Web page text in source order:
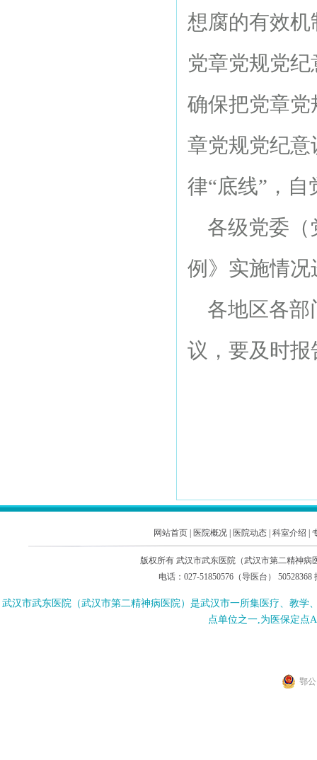
想腐的有效
党章党规党
确保把党章
章党规党纪
律“底线”，
各级党委（
例》实施情
各地区各部
议，要及时
网站首页| 医院概况| 医院动态| 科室介绍
版权所有 武汉市武东医院（武汉市第二精神
电话：027-51850576（导医台）
武汉市武东医院（武汉市第二精神病医院）是武汉市一所集医疗、教
点单位之一,为医保定点
鄂公